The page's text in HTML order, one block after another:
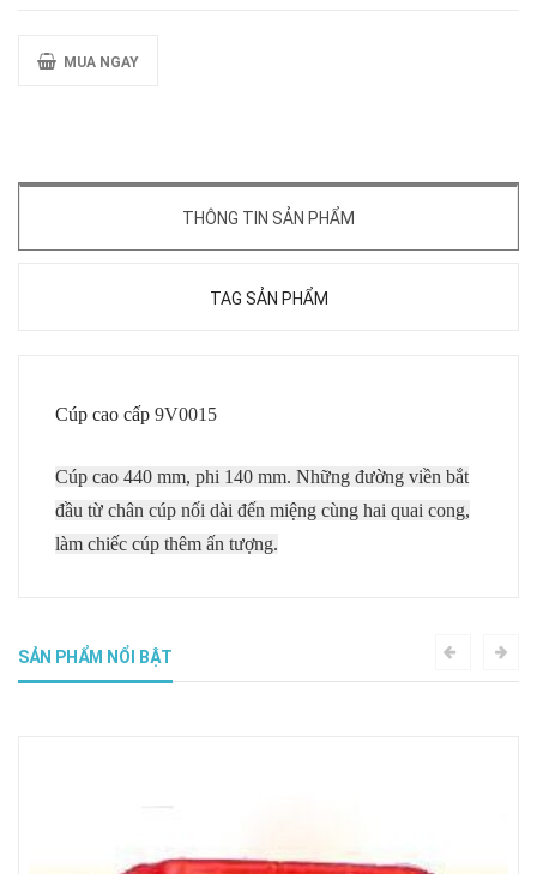
MUA NGAY
THÔNG TIN SẢN PHẨM
TAG SẢN PHẨM
Cúp cao cấp 9V0015
Cúp cao 440 mm, phi 140 mm. Những đường viền bắt
đầu từ chân cúp nối dài đến miệng cùng hai quai cong,
làm chiếc cúp thêm ấn tượng.
SẢN PHẨM NỔI BẬT